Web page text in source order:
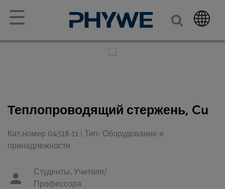
☰
Теплопроводящий стержень, Cu
Кат.номер 04518-11 | Тип: Оборудование и
принадлежности
Студенты, Учителя/
Профессора